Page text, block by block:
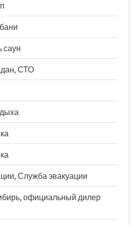
саун
СТО
Служба эвакуации
официальный дилер